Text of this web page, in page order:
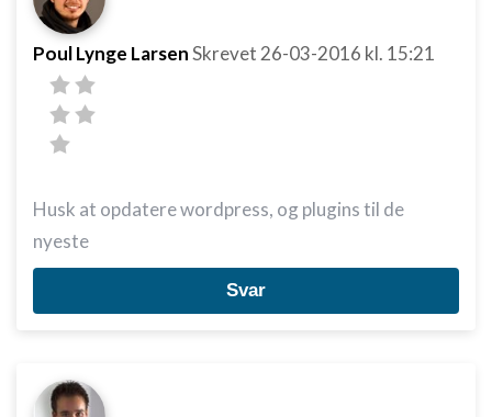
Poul Lynge LarsenSkrevet 26-03-2016 kl. 15:21
Husk at opdatere wordpress, og plugins til de
nyeste
Svar